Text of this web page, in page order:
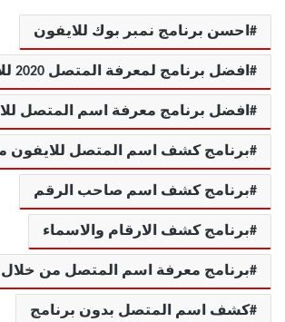
احسن برنامج نمبر بوك للايفون
افضل برنامج لمعرفة المتصل 2020 للايفون
افضل برنامج معرفة اسم المتصل
برنامج كشف اسم المتصل للايفون
برنامج كشف اسم صاحب الرقم
برنامج كشف الارقام والاسماء
برنامج معرفة اسم المتصل من خلال
كشف اسم المتصل بدون برنامج